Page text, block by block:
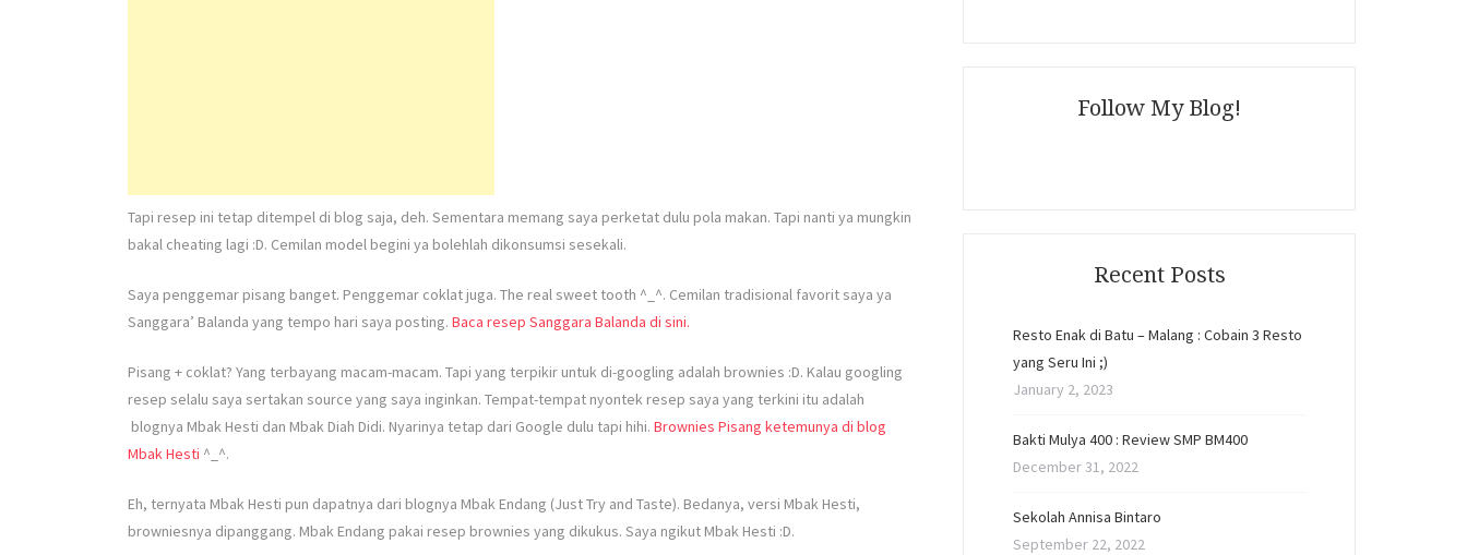
Tapi resep ini tetap ditempel di blog saja, deh. Sementara memang saya perketat dulu pola makan. Tapi nanti ya mungkin
bakal cheating lagi :D. Cemilan model begini ya bolehlah dikonsumsi sesekali.
Saya penggemar pisang banget. Penggemar coklat juga. The real sweet tooth ^_^. Cemilan tradisional favorit saya ya
Sanggara’ Balanda yang tempo hari saya posting. Baca resep Sanggara Balanda di sini.
Pisang + coklat? Yang terbayang macam-macam. Tapi yang terpikir untuk di-googling adalah brownies :D. Kalau googling
resep selalu saya sertakan source yang saya inginkan. Tempat-tempat nyontek resep saya yang terkini itu adalah
blognya Mbak Hesti dan Mbak Diah Didi. Nyarinya tetap dari Google dulu tapi hihi. Brownies Pisang ketemunya di blog
Mbak Hesti ^_^.
Eh, ternyata Mbak Hesti pun dapatnya dari blognya Mbak Endang (Just Try and Taste). Bedanya, versi Mbak Hesti,
browniesnya dipanggang. Mbak Endang pakai resep brownies yang dikukus. Saya ngikut Mbak Hesti :D.
Follow My Blog!
Recent Posts
Resto Enak di Batu – Malang : Cobain 3 Resto
yang Seru Ini ;)
January 2, 2023
Bakti Mulya 400 : Review SMP BM400
December 31, 2022
Sekolah Annisa Bintaro
September 22, 2022